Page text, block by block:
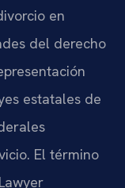
en
del derecho
estatales de
El término